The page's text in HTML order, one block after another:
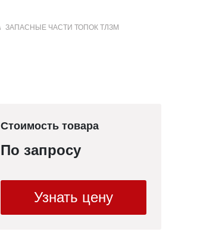
ЗАПАСНЫЕ ЧАСТИ ТОПОК ТЛЗМ
Стоимость товара
По запросу
Узнать цену